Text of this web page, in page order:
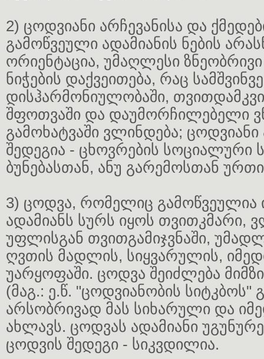
2) ცოდვიანი არჩევანისა და
გამოწვეული ადამიანის ნების
ორიენტაცია, უმაღლესი
ნიჭების დაქვეითება, რაც
დისჰარმონიულობაში,
შფოთვაში და დაუმორჩილებელი
გამოხატვაში ვლინდება; ცოდვიანი
შედეგია - ცხოვრების სოციალური
ბუნებასთან, ანუ გარემოსთან
3) ცოდვა, რომელიც გამოწვეულია
ადამიანს სურს იყოს თვითკმარი,
უფლისგან თვითგამიჯვნაში,
ღვთის მადლის, სიყვარულის,
უარყოფაში. ცოდვა შეიძლება
(მაგ.: ე.წ. "ცოდვიანობის სიტკბოს"
არსობრივად მას სიხარული და
ახლავს. ცოდვას ადამიანი
ცოდვის შედეგი - სიკვდილია.